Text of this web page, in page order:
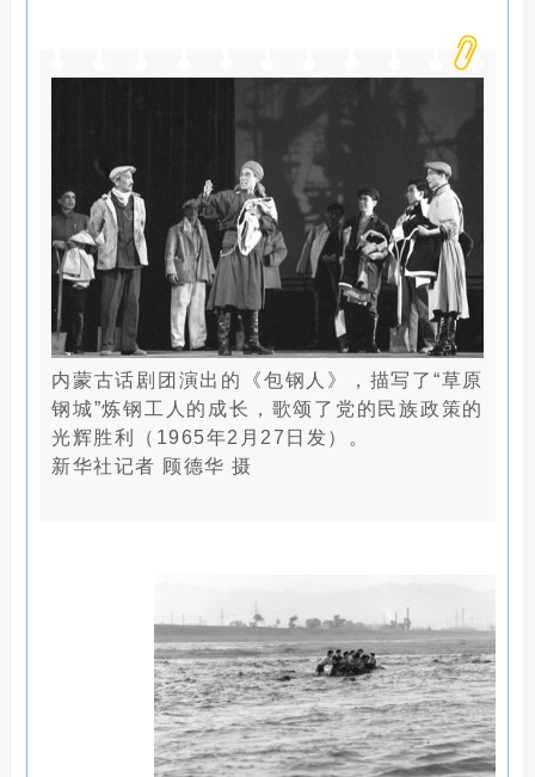
内蒙古话剧团演出的《包钢人》，描写了“草原
钢城”炼钢工人的成长，歌颂了党的民族政策的
光辉胜利（1965年2月27日发）。
新华社记者 顾德华 摄